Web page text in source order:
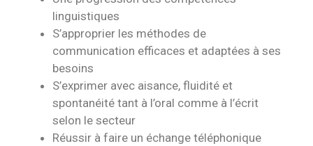
linguistiques
S’approprier les méthodes de
communication efficaces et adaptées à ses
besoins
S’exprimer avec aisance, fluidité et
spontanéité tant à l’oral comme à l’écrit
selon le secteur
Réussir à faire un échange téléphonique